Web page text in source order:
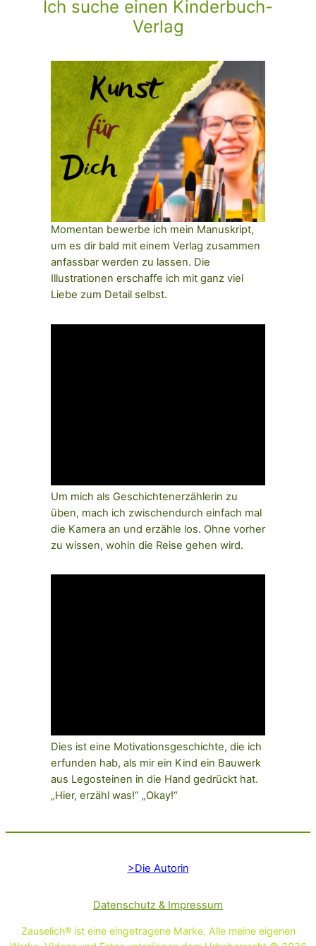
Ich suche einen Kinderbuch-
Verlag
Momentan bewerbe ich mein Manuskript,
um es dir bald mit einem Verlag zusammen
anfassbar werden zu lassen. Die
Illustrationen erschaffe ich mit ganz viel
Liebe zum Detail selbst.
Um mich als Geschichtenerzählerin zu
üben, mach ich zwischendurch einfach mal
die Kamera an und erzähle los. Ohne vorher
zu wissen, wohin die Reise gehen wird.
Dies ist eine Motivationsgeschichte, die ich
erfunden hab, als mir ein Kind ein Bauwerk
aus Legosteinen in die Hand gedrückt hat.
„Hier, erzähl was!“ „Okay!“
>Die Autorin
Datenschutz & Impressum
Zauselich®ist eine eingetragene Marke. Alle meine eigenen